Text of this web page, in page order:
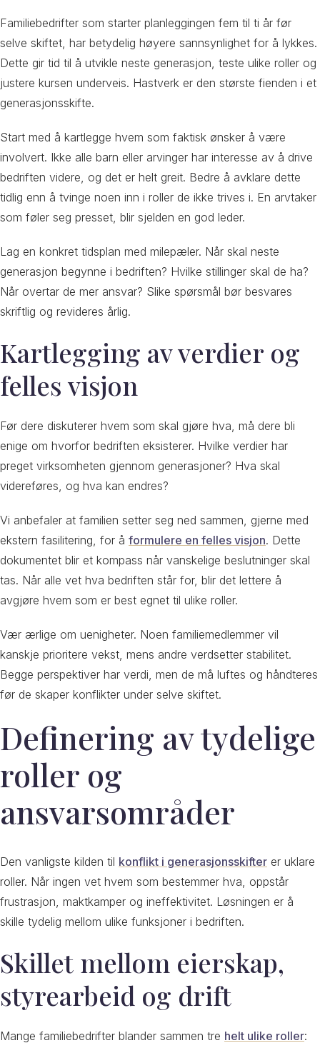
Familiebedrifter som starter planleggingen fem til ti år før
selve skiftet, har betydelig høyere sannsynlighet for å lykkes.
Dette gir tid til å utvikle neste generasjon, teste ulike roller og
justere kursen underveis. Hastverk er den største fienden i et
generasjonsskifte.
Start med å kartlegge hvem som faktisk ønsker å være
involvert. Ikke alle barn eller arvinger har interesse av å drive
bedriften videre, og det er helt greit. Bedre å avklare dette
tidlig enn å tvinge noen inn i roller de ikke trives i. En arvtaker
som føler seg presset, blir sjelden en god leder.
Lag en konkret tidsplan med milepæler. Når skal neste
generasjon begynne i bedriften? Hvilke stillinger skal de ha?
Når overtar de mer ansvar? Slike spørsmål bør besvares
skriftlig og revideres årlig.
Kartlegging av verdier og
felles visjon
Før dere diskuterer hvem som skal gjøre hva, må dere bli
enige om hvorfor bedriften eksisterer. Hvilke verdier har
preget virksomheten gjennom generasjoner? Hva skal
videreføres, og hva kan endres?
Vi anbefaler at familien setter seg ned sammen, gjerne med
ekstern fasilitering, for å formulere en felles visjon. Dette
dokumentet blir et kompass når vanskelige beslutninger skal
tas. Når alle vet hva bedriften står for, blir det lettere å
avgjøre hvem som er best egnet til ulike roller.
Vær ærlige om uenigheter. Noen familiemedlemmer vil
kanskje prioritere vekst, mens andre verdsetter stabilitet.
Begge perspektiver har verdi, men de må luftes og håndteres
før de skaper konflikter under selve skiftet.
Definering av tydelige
roller og
ansvarsområder
Den vanligste kilden til konflikt i generasjonsskifter er uklare
roller. Når ingen vet hvem som bestemmer hva, oppstår
frustrasjon, maktkamper og ineffektivitet. Løsningen er å
skille tydelig mellom ulike funksjoner i bedriften.
Skillet mellom eierskap,
styrearbeid og drift
Mange familiebedrifter blander sammen tre helt ulike roller: